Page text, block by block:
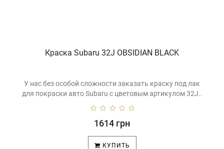
Краска Subaru 32J OBSIDIAN BLACK
У нас без особой сложности заказать краску под лак
для покраски авто Subaru с цветовым артикулом 32J..
1614 грн
КУПИТЬ